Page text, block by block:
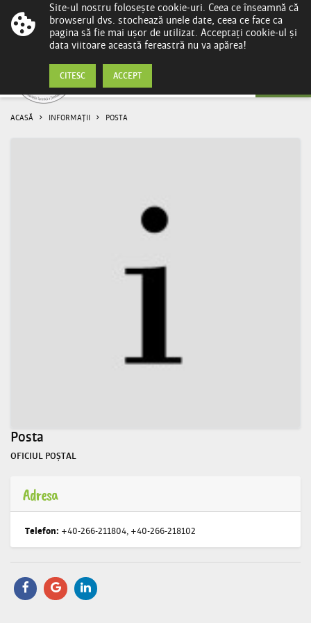
Informații
ACASĂ INFORMAȚII POSTA
Posta
OFICIUL POȘTAL
Adresa
Telefon: +40-266-211804, +40-266-218102
Site-ul nostru folosește cookie-uri. Ceea ce înseamnă că
browserul dvs. stochează unele date, ceea ce face ca
pagina să fie mai ușor de utilizat. Acceptați cookie-ul și
data viitoare această fereastră nu va apărea!
CITESC ACCEPT